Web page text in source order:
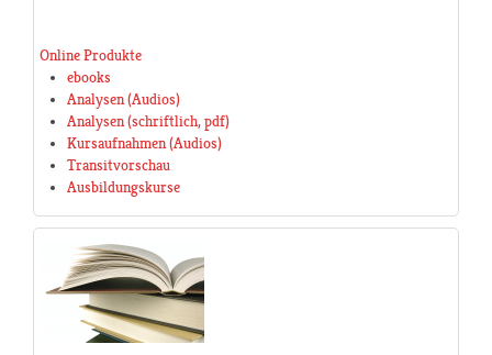
Online Produkte
ebooks
Analysen (Audios)
Analysen (schriftlich, pdf)
Kursaufnahmen (Audios)
Transitvorschau
Ausbildungskurse